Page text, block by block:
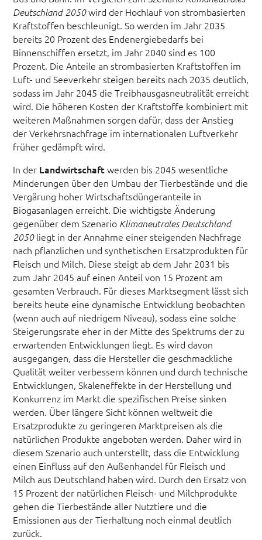
Deutschland 2050wird der Hochlauf von strombasierten
Kraftstoffen beschleunigt. So werden im Jahr 2035
bereits 20 Prozent des Endenergiebedarfs bei
Binnenschiffen ersetzt, im Jahr 2040 sind es 100
Prozent. Die Anteile an strombasierten Kraftstoffen im
Luft- und Seeverkehr steigen bereits nach 2035 deutlich,
sodass im Jahr 2045 die Treibhausgasneutralität erreicht
wird. Die höheren Kosten der Kraftstoffe kombiniert mit
weiteren Maßnahmen sorgen dafür, dass der Anstieg
der Verkehrsnachfrage im internationalen Luftverkehr
früher gedämpft wird.
In der Landwirtschaftwerden bis 2045 wesentliche
Minderungen über den Umbau der Tierbestände und die
Vergärung hoher Wirtschaftsdüngeranteile in
Biogasanlagen erreicht. Die wichtigste Änderung
gegenüber dem Szenario Klimaneutrales Deutschland
2050liegt in der Annahme einer steigenden Nachfrage
nach pflanzlichen und synthetischen Ersatzprodukten für
Fleisch und Milch. Diese steigt ab dem Jahr 2031 bis
zum Jahr 2045 auf einen Anteil von 15 Prozent am
gesamten Verbrauch. Für dieses Marktsegment lässt sich
bereits heute eine dynamische Entwicklung beobachten
(wenn auch auf niedrigem Niveau), sodass eine solche
Steigerungsrate eher in der Mitte des Spektrums der zu
erwartenden Entwicklungen liegt. Es wird davon
ausgegangen, dass die Hersteller die geschmackliche
Qualität weiter verbessern können und durch technische
Entwicklungen, Skaleneffekte in der Herstellung und
Konkurrenz im Markt die spezifischen Preise sinken
werden. Über längere Sicht können weltweit die
Ersatzprodukte zu geringeren Marktpreisen als die
natürlichen Produkte angeboten werden. Daher wird in
diesem Szenario auch unterstellt, dass die Entwicklung
einen Einfluss auf den Außenhandel für Fleisch und
Milch aus Deutschland haben wird. Durch den Ersatz von
15 Prozent der natürlichen Fleisch- und Milchprodukte
gehen die Tierbestände aller Nutztiere und die
Emissionen aus der Tierhaltung noch einmal deutlich
zurück.